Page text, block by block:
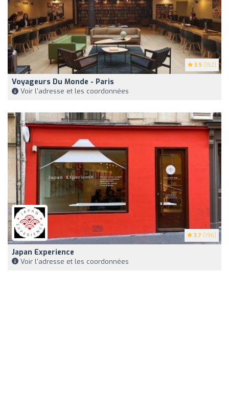
3.5 (152)
Voyageurs Du Monde - Paris
Voir l'adresse et les coordonnées
3.7 (196)
Japan Experience
Voir l'adresse et les coordonnées